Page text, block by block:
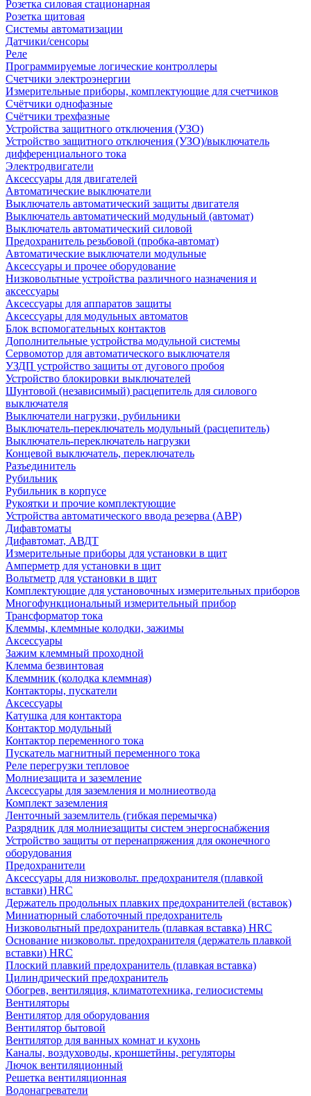
Розетка силовая стационарная
Розетка щитовая
Системы автоматизации
Датчики/сенсоры
Реле
Программируемые логические контроллеры
Счетчики электроэнергии
Измерительные приборы, комплектующие для счетчиков
Счётчики однофазные
Счётчики трехфазные
Устройства защитного отключения (УЗО)
Устройство защитного отключения (УЗО)/выключатель
дифференциального тока
Электродвигатели
Аксессуары для двигателей
Автоматические выключатели
Выключатель автоматический защиты двигателя
Выключатель автоматический модульный (автомат)
Выключатель автоматический силовой
Предохранитель резьбовой (пробка-автомат)
Автоматические выключатели модульные
Аксессуары и прочее оборудование
Низковольтные устройства различного назначения и
аксессуары
Аксессуары для аппаратов защиты
Аксессуары для модульных автоматов
Блок вспомогательных контактов
Дополнительные устройства модульной системы
Сервомотор для автоматического выключателя
УЗДП устройство защиты от дугового пробоя
Устройство блокировки выключателей
Шунтовой (независимый) расцепитель для силового
выключателя
Выключатели нагрузки, рубильники
Выключатель-переключатель модульный (расцепитель)
Выключатель-переключатель нагрузки
Концевой выключатель, переключатель
Разъединитель
Рубильник
Рубильник в корпусе
Рукоятки и прочие комплектующие
Устройства автоматического ввода резерва (АВР)
Дифавтоматы
Дифавтомат, АВДТ
Измерительные приборы для установки в щит
Амперметр для установки в щит
Вольтметр для установки в щит
Комплектующие для установочных измерительных приборов
Многофункциональный измерительный прибор
Трансформатор тока
Клеммы, клеммные колодки, зажимы
Аксессуары
Зажим клеммный проходной
Клемма безвинтовая
Клеммник (колодка клеммная)
Контакторы, пускатели
Аксессуары
Катушка для контактора
Контактор модульный
Контактор переменного тока
Пускатель магнитный переменного тока
Реле перегрузки тепловое
Молниезащита и заземление
Аксессуары для заземления и молниеотвода
Комплект заземления
Ленточный заземлитель (гибкая перемычка)
Разрядник для молниезащиты систем энергоснабжения
Устройство защиты от перенапряжения для оконечного
оборудования
Предохранители
Аксессуары для низковольт. предохранителя (плавкой
вставки) HRC
Держатель продольных плавких предохранителей (вставок)
Миниатюрный слаботочный предохранитель
Низковольтный предохранитель (плавкая вставка) HRC
Основание низковольт. предохранителя (держатель плавкой
вставки) HRC
Плоский плавкий предохранитель (плавкая вставка)
Цилиндрический предохранитель
Обогрев, вентиляция, климатотехника, гелиосистемы
Вентиляторы
Вентилятор для оборудования
Вентилятор бытовой
Вентилятор для ванных комнат и кухонь
Каналы, воздуховоды, кроншетйны, регуляторы
Лючок вентиляционный
Решетка вентиляционная
Водонагреватели